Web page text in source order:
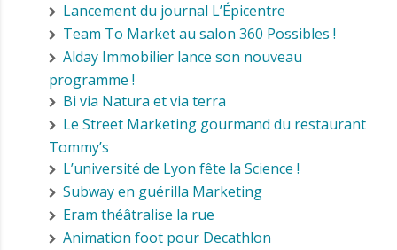
Lancement du journal L’Épicentre
Team To Market au salon 360 Possibles !
Alday Immobilier lance son nouveau
programme !
Bi via Natura et via terra
Le Street Marketing gourmand du restaurant
Tommy’s
L’université de Lyon fête la Science !
Subway en guérilla Marketing
Eram théâtralise la rue
Animation foot pour Decathlon